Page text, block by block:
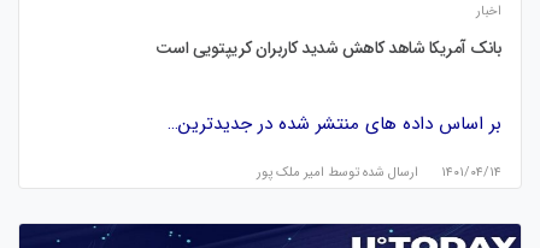
اخبار
بانک آمریکا شاهد کاهش شدید کاربران کریپتویی است
بر اساس داده های منتشر شده در جدیدترین…
۱۴۰۱/۰۴/۱۴ ارسال شده توسط امیر ملک پور